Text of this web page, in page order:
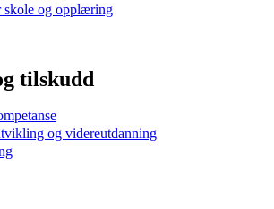
skole og opplæring
tilskudd
og videreutdanning